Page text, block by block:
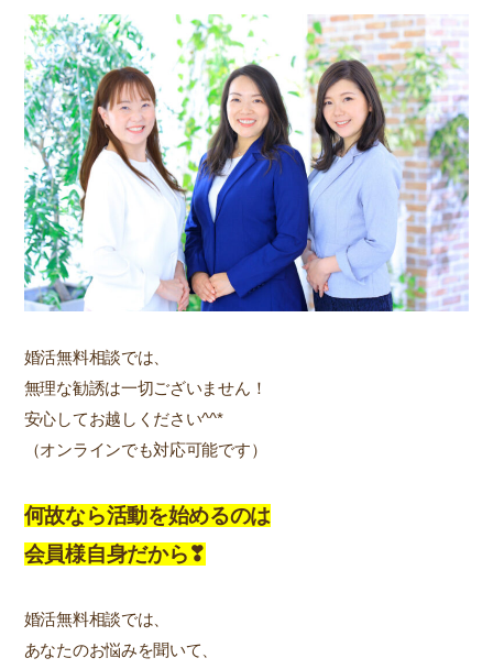
婚活無料相談では、
無理な勧誘は一切ございません！
安心してお越しください^^*
（オンラインでも対応可能です）
何故なら活動を始めるのは
会員様自身だから❣
婚活無料相談では、
あなたのお悩みを聞いて、